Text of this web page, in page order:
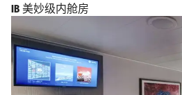
IB 美妙级内舱房